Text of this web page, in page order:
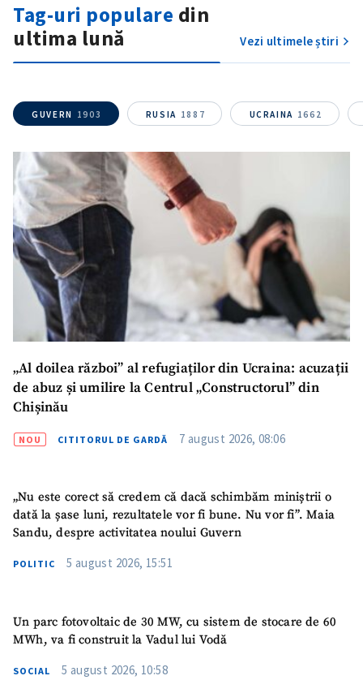
Tag-uri populare din
ultima lună
Vezi ultimele știri
GUVERN 1903 RUSIA 1887 UCRAINA 1662
„Al doilea război” al refugiaților din Ucraina: acuzații
de abuz și umilire la Centrul „Constructorul” din
Chișinău
NOU CITITORUL DE GARDĂ 7 august 2026, 08:06
„Nu este corect să credem că dacă schimbăm miniștrii o
dată la șase luni, rezultatele vor fi bune. Nu vor fi”. Maia
Sandu, despre activitatea noului Guvern
POLITIC 5 august 2026, 15:51
Un parc fotovoltaic de 30 MW, cu sistem de stocare de 60
MWh, va fi construit la Vadul lui Vodă
SOCIAL 5 august 2026, 10:58